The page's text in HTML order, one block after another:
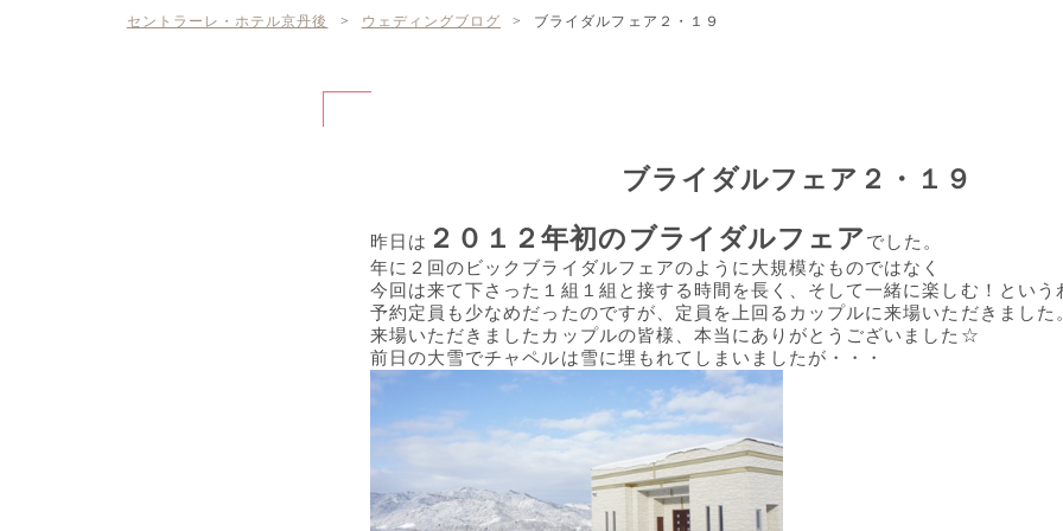
セントラーレ・ホテル京丹後 > ウェディングブログ > ブライダルフェア２・１９
ブライダルフェア２・１９
昨日は ２０１２年初のブライダルフェアでした。
年に２回のビックブライダルフェアのように大規模なものではなく
今回は来て下さった１組１組と接する時間を長く、そして一緒に楽しむ！という
予約定員も少なめだったのですが、定員を上回るカップルに来場いただきました
来場いただきましたカップルの皆様、本当にありがとうございました☆
前日の大雪でチャペルは雪に埋もれてしまいましたが・・・